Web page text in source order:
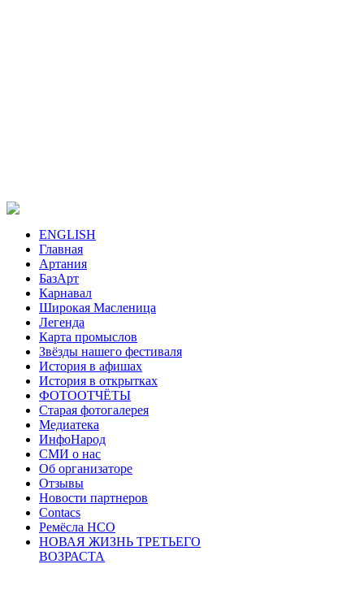
ENGLISH
Главная
Артания
БазАрт
Карнавал
Широкая Масленица
Легенда
Карта промыслов
Звёзды нашего фестиваля
История в афишах
История в открытках
ФОТООТЧЁТЫ
Старая фотогалерея
Медиатека
ИнфоНарод
СМИ о нас
Об организаторе
Отзывы
Новости партнеров
Contacs
Ремёсла НСО
НОВАЯ ЖИЗНЬ ТРЕТЬЕГО
ВОЗРАСТА